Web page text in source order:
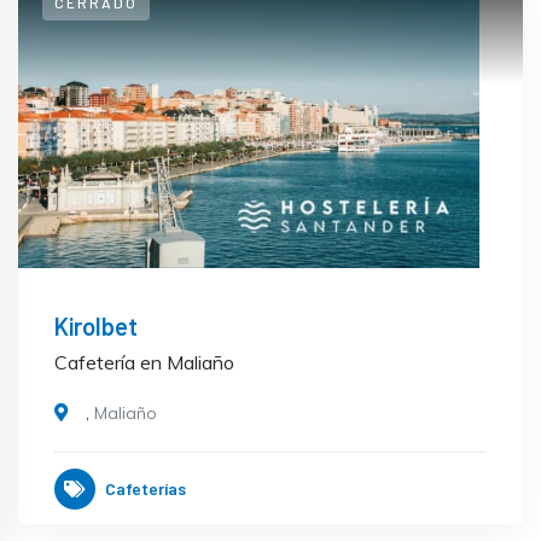
Kirolbet
Cafetería en Maliaño
Maliaño
Cafeterías